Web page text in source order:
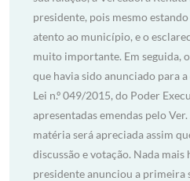
presidente, pois mesmo
atento ao município, e o
muito importante. Em seguida,
que havia sido anunciado para
Lei n.º 049/2015, do Poder
apresentadas emendas pelo
matéria será apreciada assim
discussão e votação. Nada
presidente anunciou a primeira